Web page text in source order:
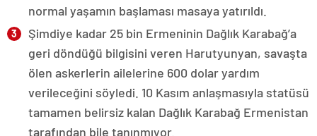
normal yaşamın başlaması masaya yatırıldı.
Şimdiye kadar 25 bin Ermeninin Dağlık Karabağ’a
geri döndüğü bilgisini veren Harutyunyan, savaşta
ölen askerlerin ailelerine 600 dolar yardım
verileceğini söyledi. 10 Kasım anlaşmasıyla statüsü
tamamen belirsiz kalan Dağlık Karabağ Ermenistan
tarafından bile tanınmıyor.